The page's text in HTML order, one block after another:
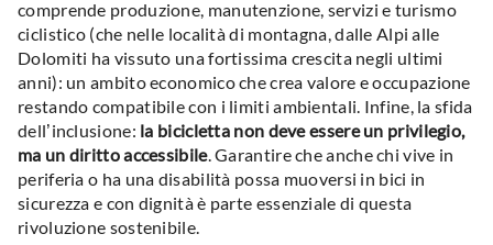
comprende produzione, manutenzione, servizi e turismo
ciclistico (che nelle località di montagna, dalle Alpi alle
Dolomiti ha vissuto una fortissima crescita negli ultimi
anni): un ambito economico che crea valore e occupazione
restando compatibile con i limiti ambientali. Infine, la sfida
dell’inclusione: la bicicletta non deve essere un privilegio,
ma un diritto accessibile. Garantire che anche chi vive in
periferia o ha una disabilità possa muoversi in bici in
sicurezza e con dignità è parte essenziale di questa
rivoluzione sostenibile.